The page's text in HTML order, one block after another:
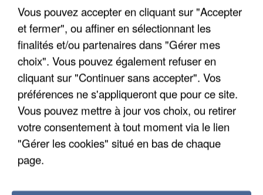
Son corps a été retrouvé à cinq kilomètres de là.
Vous pouvez accepter en cliquant sur "Accepter
et fermer", ou affiner en sélectionnant les
finalités et/ou partenaires dans "Gérer mes
choix". Vous pouvez également refuser en
cliquant sur "Continuer sans accepter". Vos
préférences ne s'appliqueront que pour ce site.
Vous pouvez mettre à jour vos choix, ou retirer
votre consentement à tout moment via le lien
"Gérer les cookies" situé en bas de chaque
page.